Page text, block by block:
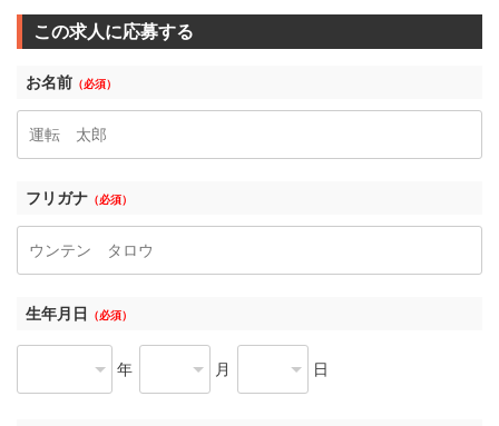
この求人に応募する
お名前 （必須）
フリガナ （必須）
生年月日 （必須）
年 月 日